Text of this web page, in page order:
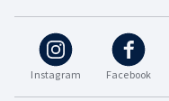
Instagram Facebook